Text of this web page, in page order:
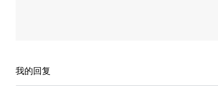
我的回复